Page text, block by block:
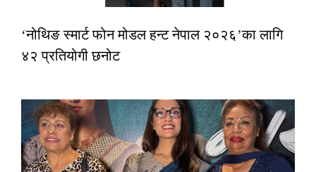
‘नोथिङ स्मार्ट फोन मोडल हन्ट नेपाल २०२६’का लागि
४२ प्रतियोगी छनोट